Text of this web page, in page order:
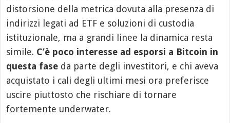
distorsione della metrica dovuta alla presenza di
indirizzi legati ad ETF e soluzioni di custodia
istituzionale, ma a grandi linee la dinamica resta
simile. C’è poco interesse ad esporsi a Bitcoin in
questa fase da parte degli investitori, e chi aveva
acquistato i cali degli ultimi mesi ora preferisce
uscire piuttosto che rischiare di tornare
fortemente underwater.